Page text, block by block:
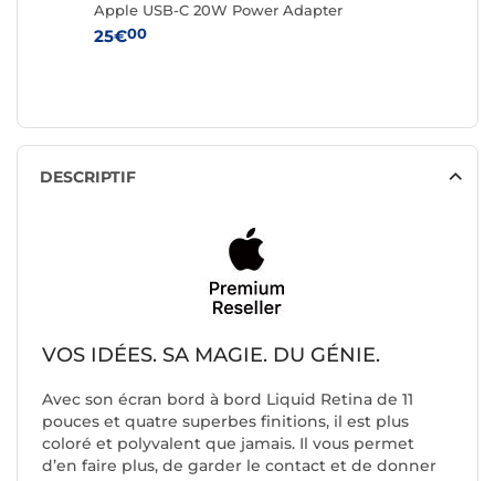
Apple USB-C 20W Power Adapter
25€00
DESCRIPTIF
VOS IDÉES. SA MAGIE. DU GÉNIE.
Avec son écran bord à bord Liquid Retina de 11
pouces et quatre superbes finitions, il est plus
coloré et polyvalent que jamais. Il vous permet
d’en faire plus, de garder le contact et de donner